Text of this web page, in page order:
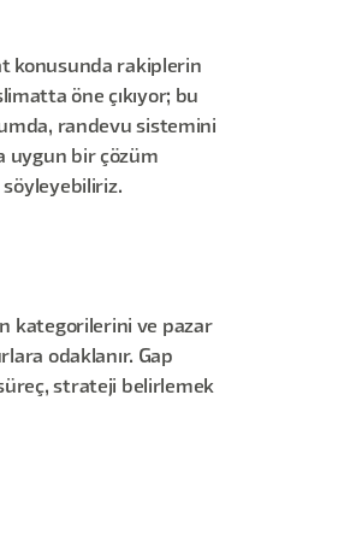
konusunda rakiplerin
öne çıkıyor; bu
randevu sistemini
uygun bir çözüm
kategorilerini ve pazar
odaklanır. Gap
strateji belirlemek